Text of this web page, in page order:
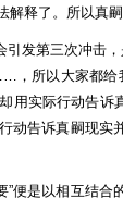
解释了。所以真
发第三次冲击，
，所以大家都给
用实际行动告
动告诉真嗣现实
便是以相互结合